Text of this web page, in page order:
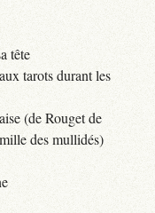
tête
tarots durant les
(de Rouget de
des mullidés)